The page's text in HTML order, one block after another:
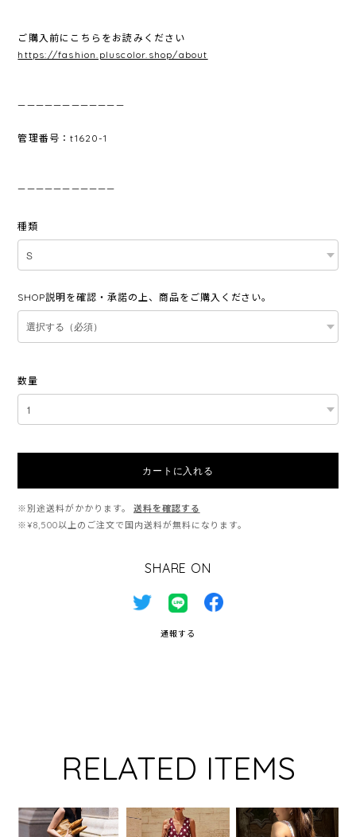
ご購入前にこちらをお読みください
https://fashion.pluscolor.shop/about
————————————
管理番号：t1620-1
———————————
種類
SHOP説明を確認・承諾の上、商品をご購入ください。
数量
カートに入れる
※別途送料がかかります。
送料を確認する
※¥8,500以上のご注文で国内送料が無料になります。
SHARE ON
通報する
RELATED ITEMS